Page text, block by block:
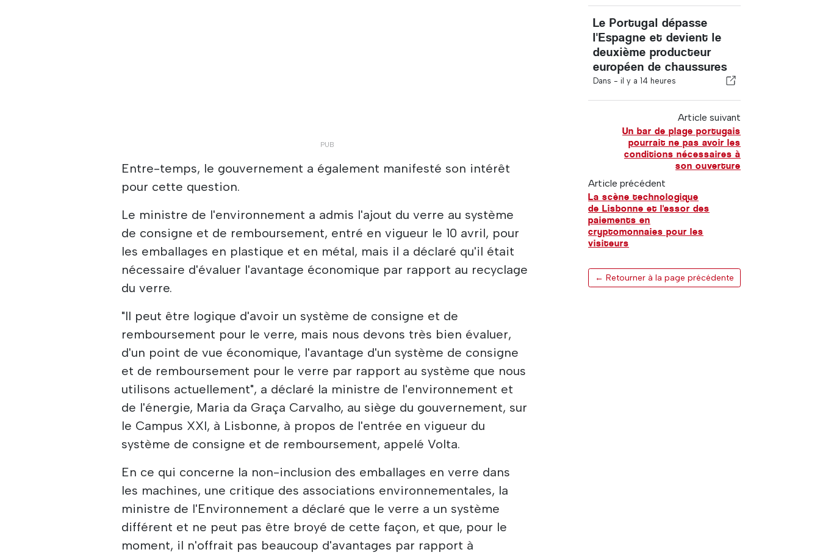
Entre-temps, le gouvernement a également manifesté son intérêt
pour cette question.
Le ministre de l'environnement a admis l'ajout du verre au système
de consigne et de remboursement, entré en vigueur le 10 avril, pour
les emballages en plastique et en métal, mais il a déclaré qu'il était
nécessaire d'évaluer l'avantage économique par rapport au recyclage
du verre.
"Il peut être logique d'avoir un système de consigne et de
remboursement pour le verre, mais nous devons très bien évaluer,
d'un point de vue économique, l'avantage d'un système de consigne
et de remboursement pour le verre par rapport au système que nous
utilisons actuellement", a déclaré la ministre de l'environnement et
de l'énergie, Maria da Graça Carvalho, au siège du gouvernement, sur
le Campus XXI, à Lisbonne, à propos de l'entrée en vigueur du
système de consigne et de remboursement, appelé Volta.
En ce qui concerne la non-inclusion des emballages en verre dans
les machines, une critique des associations environnementales, la
ministre de l'Environnement a déclaré que le verre a un système
différent et ne peut pas être broyé de cette façon, et que, pour le
moment, il n'offrait pas beaucoup d'avantages par rapport à
Le Portugal dépasse
l'Espagne et devient le
deuxième producteur
européen de chaussures
Dans - il y a 14 heures
Article suivant
Un bar de plage portugais
pourrait ne pas avoir les
conditions nécessaires à
son ouverture
Article précédent
La scène technologique
de Lisbonne et l'essor des
paiements en
cryptomonnaies pour les
visiteurs
← Retourner à la page précédente